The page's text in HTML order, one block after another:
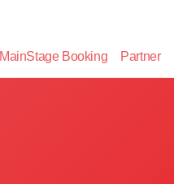
MainStage Booking Partner